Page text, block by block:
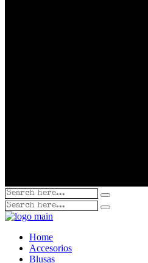
Home
Accesorios
Blusas